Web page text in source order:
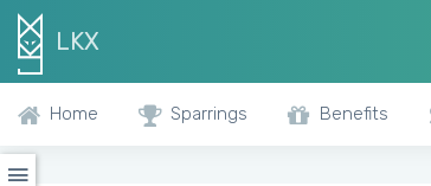
LKX
Home Sparrings Benefits